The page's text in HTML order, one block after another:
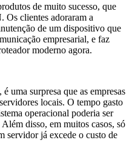
de muito sucesso, que
clientes adoraram a
de um dispositivo que
empresarial, e faz
moderno agora.
uma surpresa que as empresas
locais. O tempo gasto
operacional poderia ser
disso, em muitos casos, só
servidor já excede o custo de